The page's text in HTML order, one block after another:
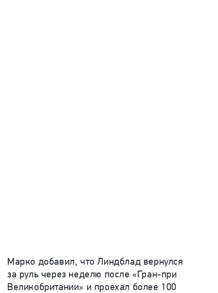
Марко добавил, что Линдблад вернулся
за руль через неделю после «Гран-при
Великобритании» и проехал более 100